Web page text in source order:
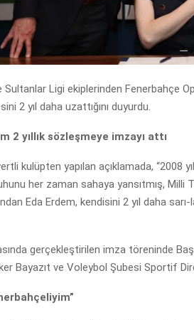
Ligi ekiplerinden Fenerbahçe
2 yıl daha uzattığını duyurdu.
2 yıllık sözleşmeye imzayı attı
kulüpten yapılan açıklamada, “2008
her zaman sahaya yansıtmış, Milli
Eda Erdem, kendisini 2 yıl daha
gerçekleştirilen imza töreninde
Bayazıt ve Voleybol Şubesi Sportif